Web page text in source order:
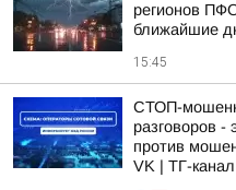
регионов
ближайшие
15:45
СТОП-
разговоров -
против
VK | ТГ-канал